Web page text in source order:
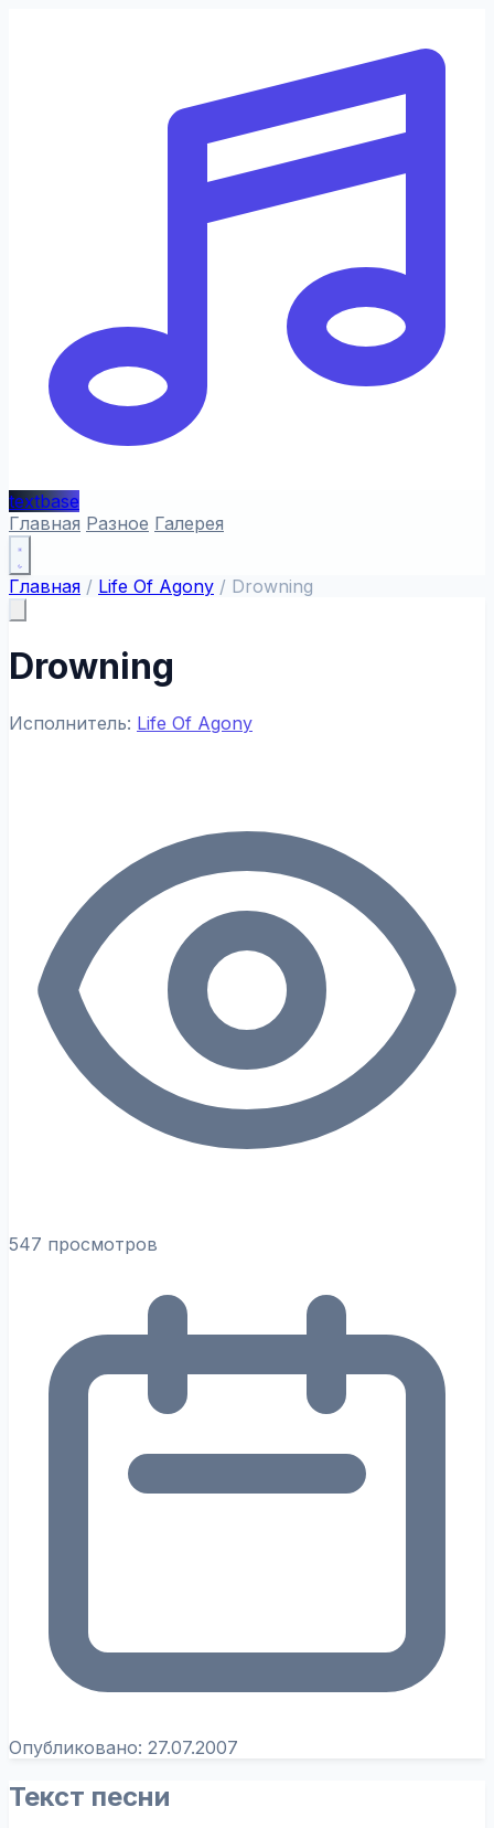
textbase
Главная Разное Галерея
Главная / Life Of Agony / Drowning
Drowning
Исполнитель: Life Of Agony
547 просмотров
Опубликовано: 27.07.2007
Текст песни